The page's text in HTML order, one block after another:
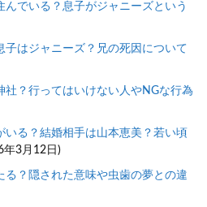
でいる？息子がジャニーズという
子はジャニーズ？兄の死因について
社？行ってはいけない人やNGな行為
いる？結婚相手は山本恵美？若い頃
年3月12日)
る？隠された意味や虫歯の夢との違